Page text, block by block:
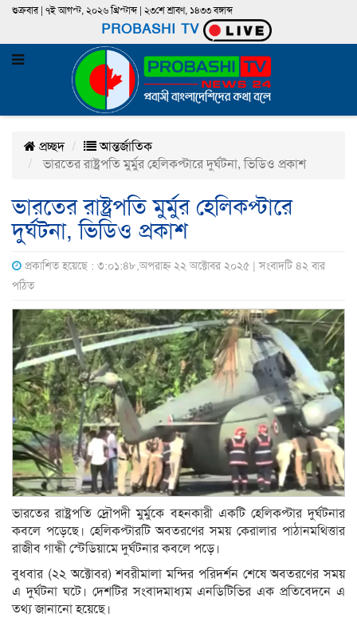
শুক্রবার | ৭ই আগস্ট, ২০২৬ খ্রিস্টাব্দ | ২৩শে শ্রাবণ, ১৪৩৩ বঙ্গাব্দ
PROBASHI TV
প্রচ্ছদ
আন্তর্জাতিক
ভারতের রাষ্ট্রপতি মুর্মুর হেলিকপ্টারে দুর্ঘটনা, ভিডিও প্রকাশ
ভারতের রাষ্ট্রপতি মুর্মুর হেলিকপ্টারে
দুর্ঘটনা, ভিডিও প্রকাশ
প্রকাশিত হয়েছে : ৩:০১:৪৮,অপরাহ্ন ২২ অক্টোবর ২০২৫ | সংবাদটি ৪২ বার
পঠিত
ভারতের রাষ্ট্রপতি দ্রৌপদী মুর্মুকে বহনকারী একটি হেলিকপ্টার দুর্ঘটনার
কবলে পড়েছে। হেলিকপ্টারটি অবতরণের সময় কেরালার পাঠানমথিত্তার
রাজীব গান্ধী স্টেডিয়ামে দুর্ঘটনার কবলে পড়ে।
বুধবার (২২ অক্টোবর) শবরীমালা মন্দির পরিদর্শন শেষে অবতরণের সময়
এ দুর্ঘটনা ঘটে। দেশটির সংবাদমাধ্যম এনডিটিভির এক প্রতিবেদনে এ
তথ্য জানানো হয়েছে।